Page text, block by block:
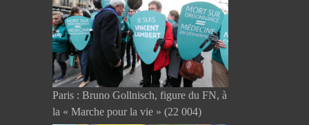
Paris : Bruno Gollnisch, figure du FN, à
la « Marche pour la vie » (22 004)